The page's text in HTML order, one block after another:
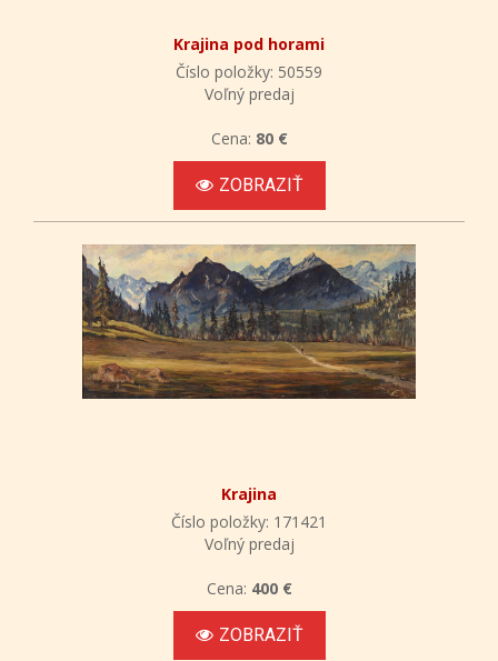
Krajina pod horami
Číslo položky: 50559
Voľný predaj
Cena: 80 €
ZOBRAZIŤ
Krajina
Číslo položky: 171421
Voľný predaj
Cena: 400 €
ZOBRAZIŤ